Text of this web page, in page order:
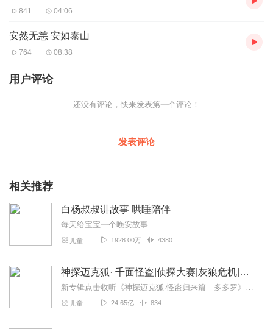
841 04:06
安然无恙 安如泰山
764 08:38
用户评论
还没有评论，快来发表第一个评论！
发表评论
相关推荐
白杨叔叔讲故事 哄睡陪伴
每天给宝宝一个晚安故事
儿童 1928.00万 4380
神探迈克狐· 千面怪盗|侦探大赛|灰狼危机|多多罗
新专辑点击收听《神探迈克狐·怪盗归来篇｜多多罗》！！！>>>点击进入主播橱窗购买《神探迈克狐》系列图书吧!<<<多多罗故事【点击前往】收听多多罗其他好玩有趣的故...
儿童 24.65亿 834